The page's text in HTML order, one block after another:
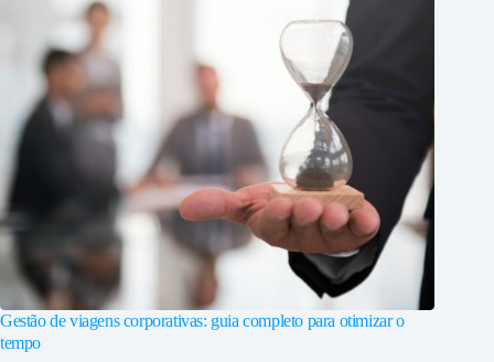
Gestão de viagens corporativas: guia completo para otimizar o
tempo